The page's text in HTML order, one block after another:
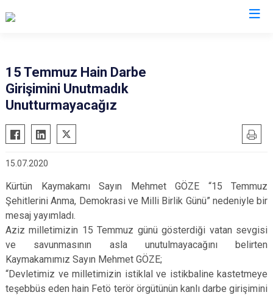
Kelkit
Kürtün
15 Temmuz Hain Darbe
Girişimini Unutmadık
Unutturmayacağız
15.07.2020
Kürtün Kaymakamı Sayın Mehmet GÖZE “15 Temmuz
Şehitlerini Anma, Demokrasi ve Milli Birlik Günü” nedeniyle bir
mesaj yayımladı.
Aziz milletimizin 15 Temmuz günü gösterdiği vatan sevgisi
ve savunmasının asla unutulmayacağını belirten
Kaymakamımız Sayın Mehmet GÖZE;
“Devletimiz ve milletimizin istiklal ve istikbaline kastetmeye
teşebbüs eden hain Fetö terör örgütünün kanlı darbe girişimini